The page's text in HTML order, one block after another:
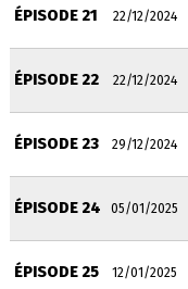
ÉPISODE 21 22/12/2024
ÉPISODE 22 22/12/2024
ÉPISODE 23 29/12/2024
ÉPISODE 24 05/01/2025
ÉPISODE 25 12/01/2025